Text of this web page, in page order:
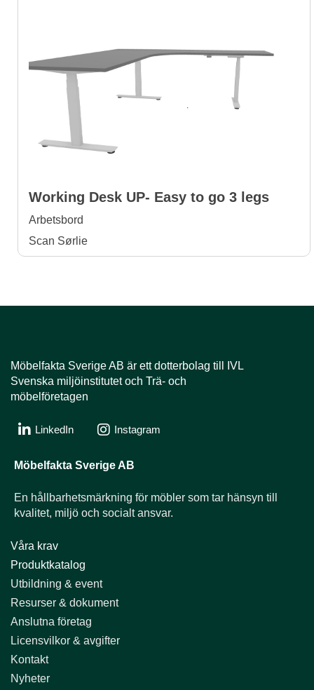
Working Desk UP- Easy to go 3 legs
Arbetsbord
Scan Sørlie
Möbelfakta Sverige AB är ​​​​​​​ett dotterbolag till IVL
Svenska miljöinstitutet och Trä- och
möbelföretagen
LinkedIn Instagram
Möbelfakta Sverige AB
En hållbarhets­märkning för möbler som tar hänsyn till
kvalitet, miljö och socialt ansvar.
Våra krav
Produktkatalog
Utbildning & event​​​​​​​
Resurser & dokument​​​​​​​
Anslutna företag
Licensvilkor & avgifter​​​​​​​
Kontakt
Nyheter